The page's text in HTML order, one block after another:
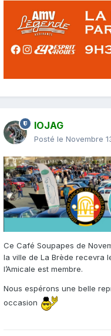
IOJAG
Posté le Novembre
Ce Café Soupapes de
la ville de La Brède recevra
l’Amicale est membre.
Nous espérons une belle
occasion